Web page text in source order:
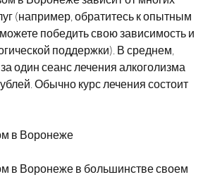
(например, обратитесь к опытным
победить свою зависимость и
поддержки). В среднем,
один сеанс лечения алкоголизма
Обычно курс лечения состоит
в Воронеже
в Воронеже в большинстве своем